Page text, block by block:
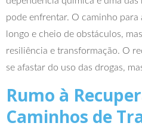
pode enfrentar. O caminho
longo e cheio de obstáculos,
resiliência e transformação. O
se afastar do uso das drogas,
Rumo à
Caminhos de